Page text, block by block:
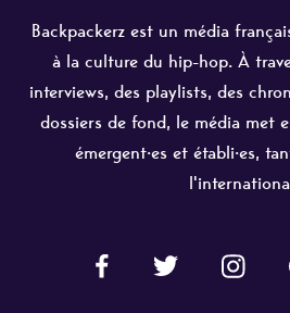
Backpackerz est un média
à la culture du hip-hop. À
interviews, des playlists, des
dossiers de fond, le média met
émergent·es et établi·es,